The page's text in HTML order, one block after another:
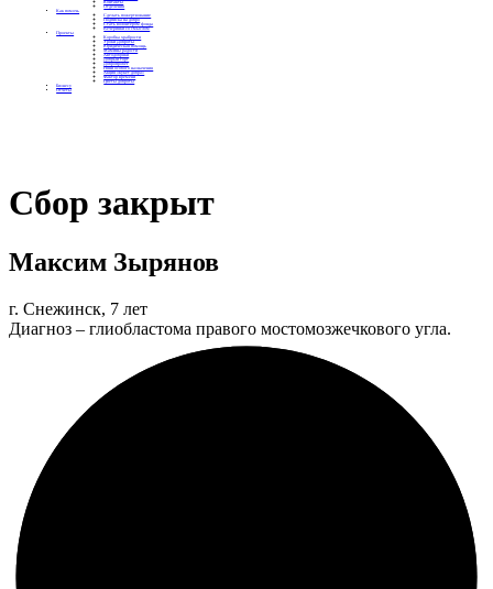
Контакты
Отделения
Как помочь
Сделать пожертвование
Подписка на добро
Стать волонтером фонда
Вечеринки со смыслом
Проекты
Коробка храбрости
Уроки Доброты
Юридическая помощь
Мамины радости
Автодобряки
Добрый торт
Добропробег
Няни особого назначения
Акция «Букет добра»
Фактор времени
Цветы доброты
Бизнесу
Отчеты
Сбор закрыт
Максим Зырянов
г. Снежинск, 7 лет
Диагноз – глиобластома правого мостомозжечкового угла.